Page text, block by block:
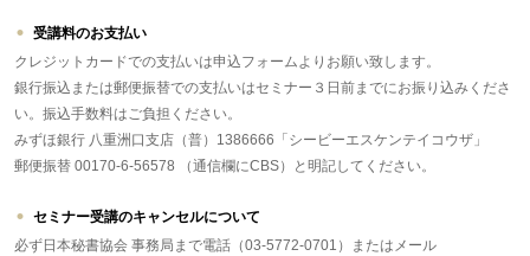
受講料のお支払い
クレジットカードでの支払いは申込フォームよりお願い致します。
銀行振込または郵便振替での支払いはセミナー３日前までにお振り込みくださ
い。振込手数料はご負担ください。
みずほ銀行 八重洲口支店（普）1386666「シービーエスケンテイコウザ」
郵便振替 00170-6-56578 （通信欄にCBS）と明記してください。
セミナー受講のキャンセルについて
必ず日本秘書協会 事務局まで電話（03-5772-0701）またはメール